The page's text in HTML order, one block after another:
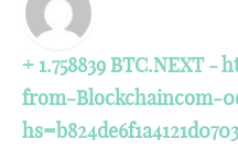
+ 1.758839 BTC.NEXT
from-Blockchaincom-